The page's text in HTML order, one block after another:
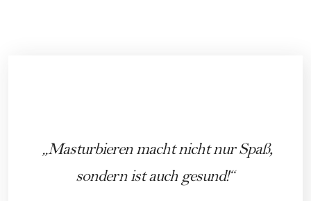
Masturbieren macht nicht nur Spaß,
sondern ist auch gesund!